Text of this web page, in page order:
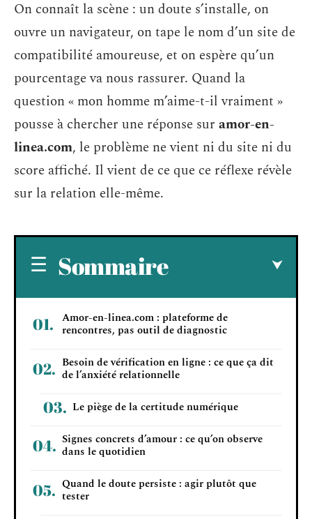
On connaît la scène : un doute s’installe, on
ouvre un navigateur, on tape le nom d’un site de
compatibilité amoureuse, et on espère qu’un
pourcentage va nous rassurer. Quand la
question « mon homme m’aime-t-il vraiment »
pousse à chercher une réponse sur amor-en-
linea.com, le problème ne vient ni du site ni du
score affiché. Il vient de ce que ce réflexe révèle
sur la relation elle-même.
Sommaire
Amor-en-linea.com : plateforme de
rencontres, pas outil de diagnostic
Besoin de vérification en ligne : ce que ça dit
de l’anxiété relationnelle
Le piège de la certitude numérique
Signes concrets d’amour : ce qu’on observe
dans le quotidien
Quand le doute persiste : agir plutôt que
tester